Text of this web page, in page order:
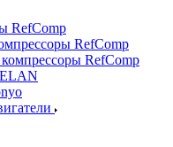
RefComp
RefComp
RefComp